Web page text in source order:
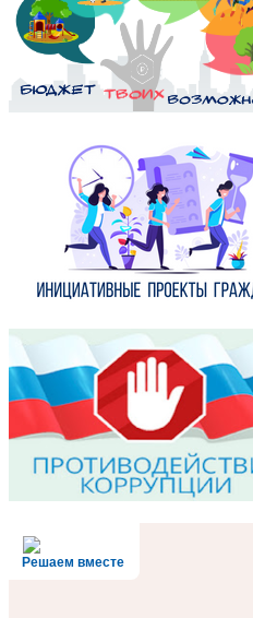
Решаем вместе